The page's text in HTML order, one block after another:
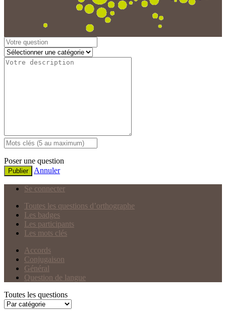
Poser une question
Publier Annuler
Se connecter
Toutes les questions d’orthographe
Les badges
Les participants
Les mots clés
Accords
Conjugaison
Général
Question de langue
Toutes les questions